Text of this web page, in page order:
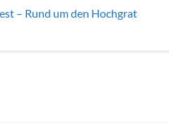
– Rund um den Hochgrat